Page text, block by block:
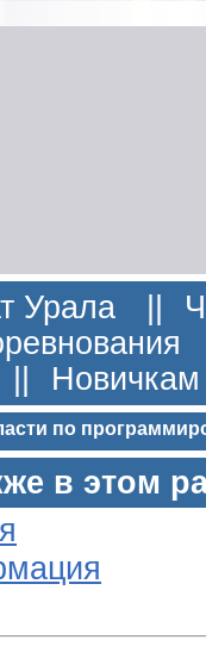
Урала ||
||
Новичкам
по
в этом